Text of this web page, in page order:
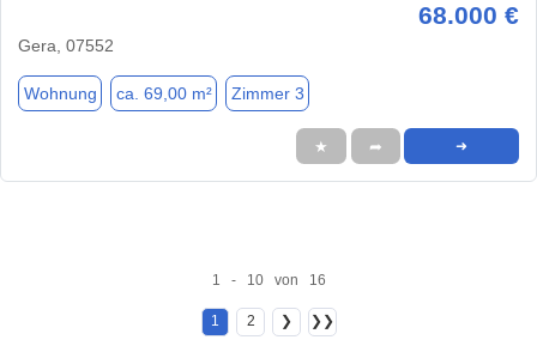
68.000 €
Gera, 07552
Wohnung ca. 69,00 m² Zimmer 3
★ ➦ ➜
1 - 10 von 16
1 2 ❯ ❯❯